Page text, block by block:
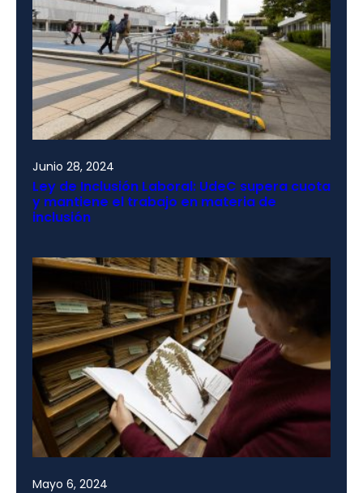
Junio 28, 2024
Ley de Inclusión Laboral: UdeC supera cuota
y mantiene el trabajo en materia de
inclusión
Mayo 6, 2024